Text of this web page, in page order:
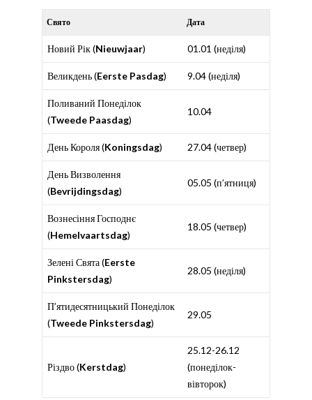
Свято Дата
Новий Рік (Nieuwjaar) 01.01 (неділя)
Великдень (Eerste Pasdag) 9.04 (неділя)
Поливаний Понеділок
(Tweede Paasdag)
10.04
День Короля (Koningsdag) 27.04 (четвер)
День Визволення
(Bevrijdingsdag)
05.05 (п’ятниця)
Вознесіння Господнє
(Hemelvaartsdag)
18.05 (четвер)
Зелені Свята (Eerste
Pinkstersdag)
28.05 (неділя)
П’ятидесятницький Понеділок
(Tweede Pinkstersdag)
29.05
Різдво (Kerstdag)
25.12-26.12
(понеділок-
вівторок)